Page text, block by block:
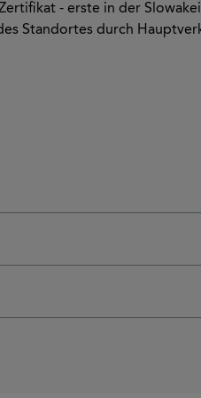
- erste in der Slowakei
Standortes durch